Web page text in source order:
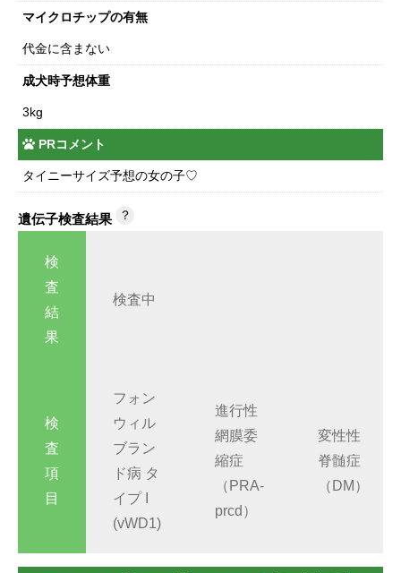
マイクロチップの有無
代金に含まない
成犬時予想体重
3kg
PRコメント
タイニーサイズ予想の女の子♡
遺伝子検査結果 ？
検
査
結
果
検査中
検
査
項
目
フォン
ウィル
ブラン
ド病 タ
イプ I
(vWD1)
進行性
網膜委
縮症
（PRA-
prcd）
変性性
脊髄症
（DM）